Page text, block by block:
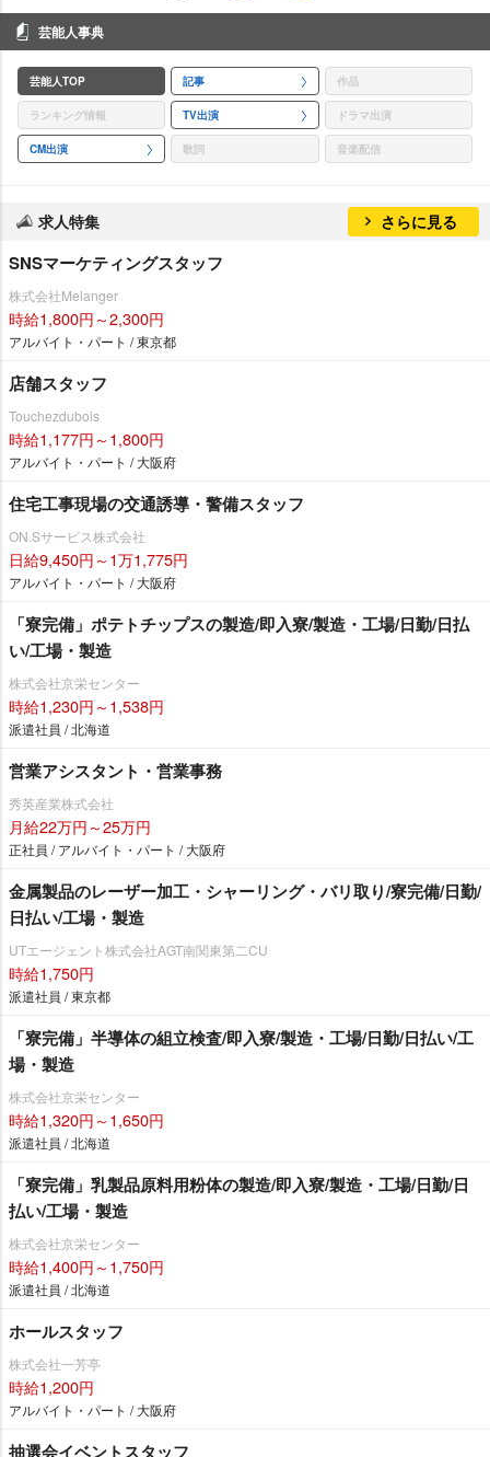
芸能人事典
芸能人TOP 記事 作品
ランキング情報 TV出演 ドラマ出演
CM出演 歌詞 音楽配信
求人特集 さらに見る
SNSマーケティングスタッフ
株式会社Melanger
時給1,800円～2,300円
アルバイト・パート / 東京都
店舗スタッフ
Touchezdubois
時給1,177円～1,800円
アルバイト・パート / 大阪府
住宅工事現場の交通誘導・警備スタッフ
ON.Sサービス株式会社
日給9,450円～1万1,775円
アルバイト・パート / 大阪府
「寮完備」ポテトチップスの製造/即入寮/製造・工場/日勤/日払
い/工場・製造
株式会社京栄センター
時給1,230円～1,538円
派遣社員 / 北海道
営業アシスタント・営業事務
秀英産業株式会社
月給22万円～25万円
正社員 / アルバイト・パート / 大阪府
金属製品のレーザー加工・シャーリング・バリ取り/寮完備/日勤/
日払い/工場・製造
UTエージェント株式会社AGT南関東第二CU
時給1,750円
派遣社員 / 東京都
「寮完備」半導体の組立検査/即入寮/製造・工場/日勤/日払い/工
場・製造
株式会社京栄センター
時給1,320円～1,650円
派遣社員 / 北海道
「寮完備」乳製品原料用粉体の製造/即入寮/製造・工場/日勤/日
払い/工場・製造
株式会社京栄センター
時給1,400円～1,750円
派遣社員 / 北海道
ホールスタッフ
株式会社一芳亭
時給1,200円
アルバイト・パート / 大阪府
抽選会イベントスタッフ